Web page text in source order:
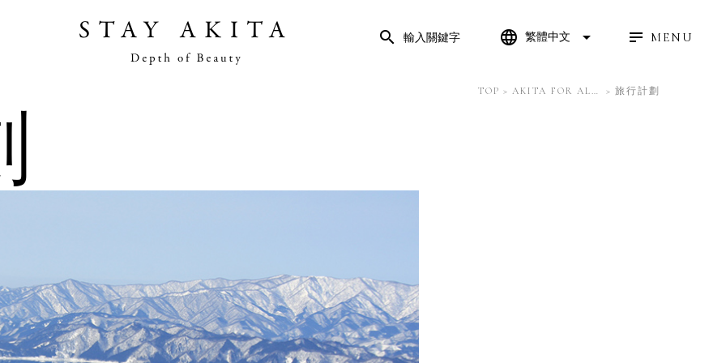
search 輸入關鍵字 language 繁體中文 arrow_drop_down MENU
要做的事
TOP > AKITA FOR ALL SENSES > 旅行計劃